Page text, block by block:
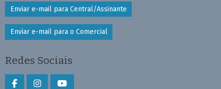
Enviar e-mail para Central/Assinante
Enviar e-mail para o Comercial
Redes Sociais